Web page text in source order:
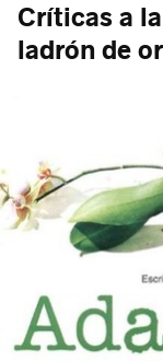
Críticas a
ladrón de